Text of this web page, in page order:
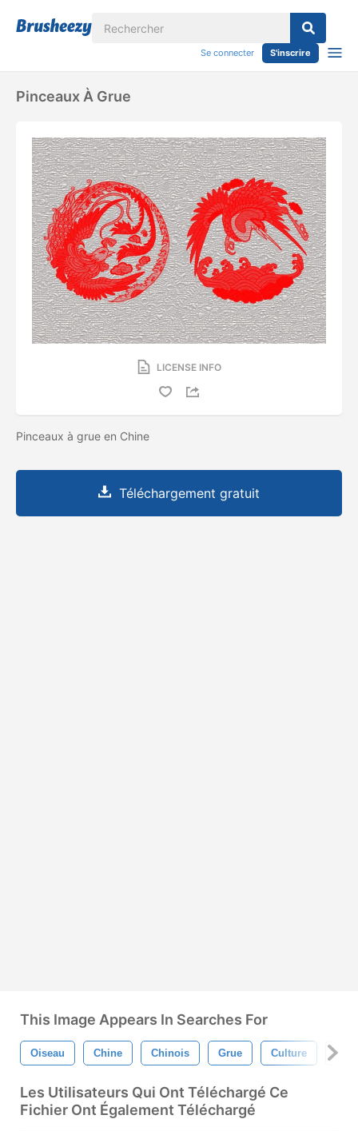
Se connecter S'inscrire
Pinceaux À Grue
LICENSE INFO
Pinceaux à grue en Chine
Téléchargement gratuit
This Image Appears In Searches For
Oiseau Chine Chinois Grue Culture
Les Utilisateurs Qui Ont Téléchargé Ce
Fichier Ont Également Téléchargé